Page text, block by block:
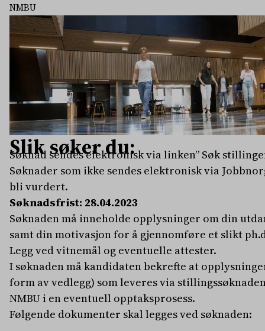
NMBU
Slik søker du:
Søknad sendes elektronisk via linken” Søk
Søknader som ikke sendes elektronisk via
bli vurdert.
Søknadsfrist: 28.04.2023
Søknaden må inneholde opplysninger om din
samt din motivasjon for å gjennomføre et slikt
Legg ved vitnemål og eventuelle attester.
I søknaden må kandidaten bekrefte at
form av vedlegg) som leveres via
NMBU i en eventuell opptaksprosess.
Følgende dokumenter skal legges ved søknaden: